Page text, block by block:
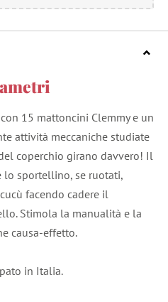
15 mattoncini Clemmy e un
attività meccaniche studiate
coperchio girano davvero! Il
sportellino, se ruotati,
facendo cadere il
Stimola la manualità e la
causa-effetto.
in Italia.